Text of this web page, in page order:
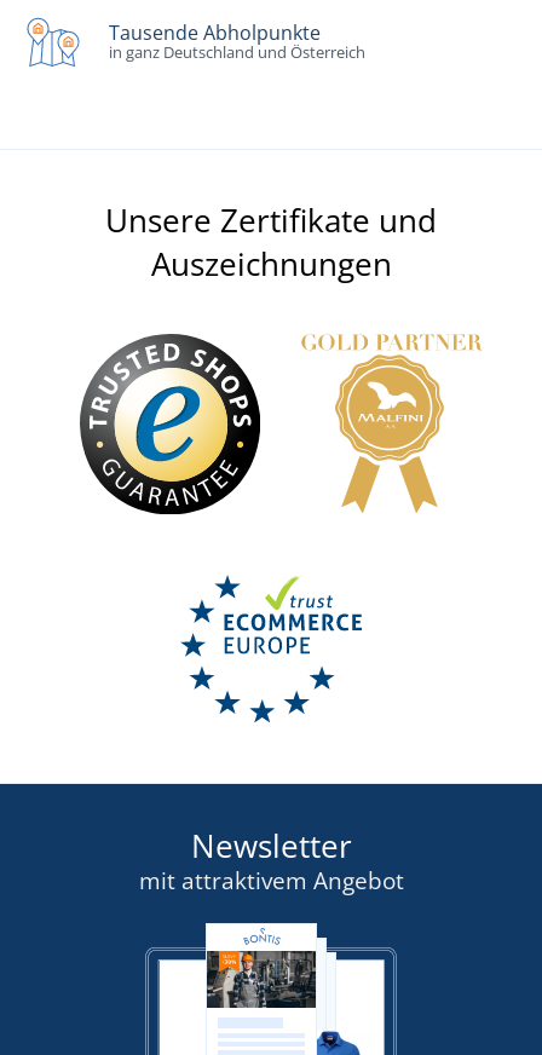
Tausende Abholpunkte
in ganz Deutschland und Österreich
Unsere Zertifikate und
Auszeichnungen
Newsletter
mit attraktivem Angebot